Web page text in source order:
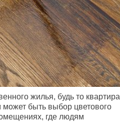
жилья, будь то квартира
быть выбор цветового
где людям